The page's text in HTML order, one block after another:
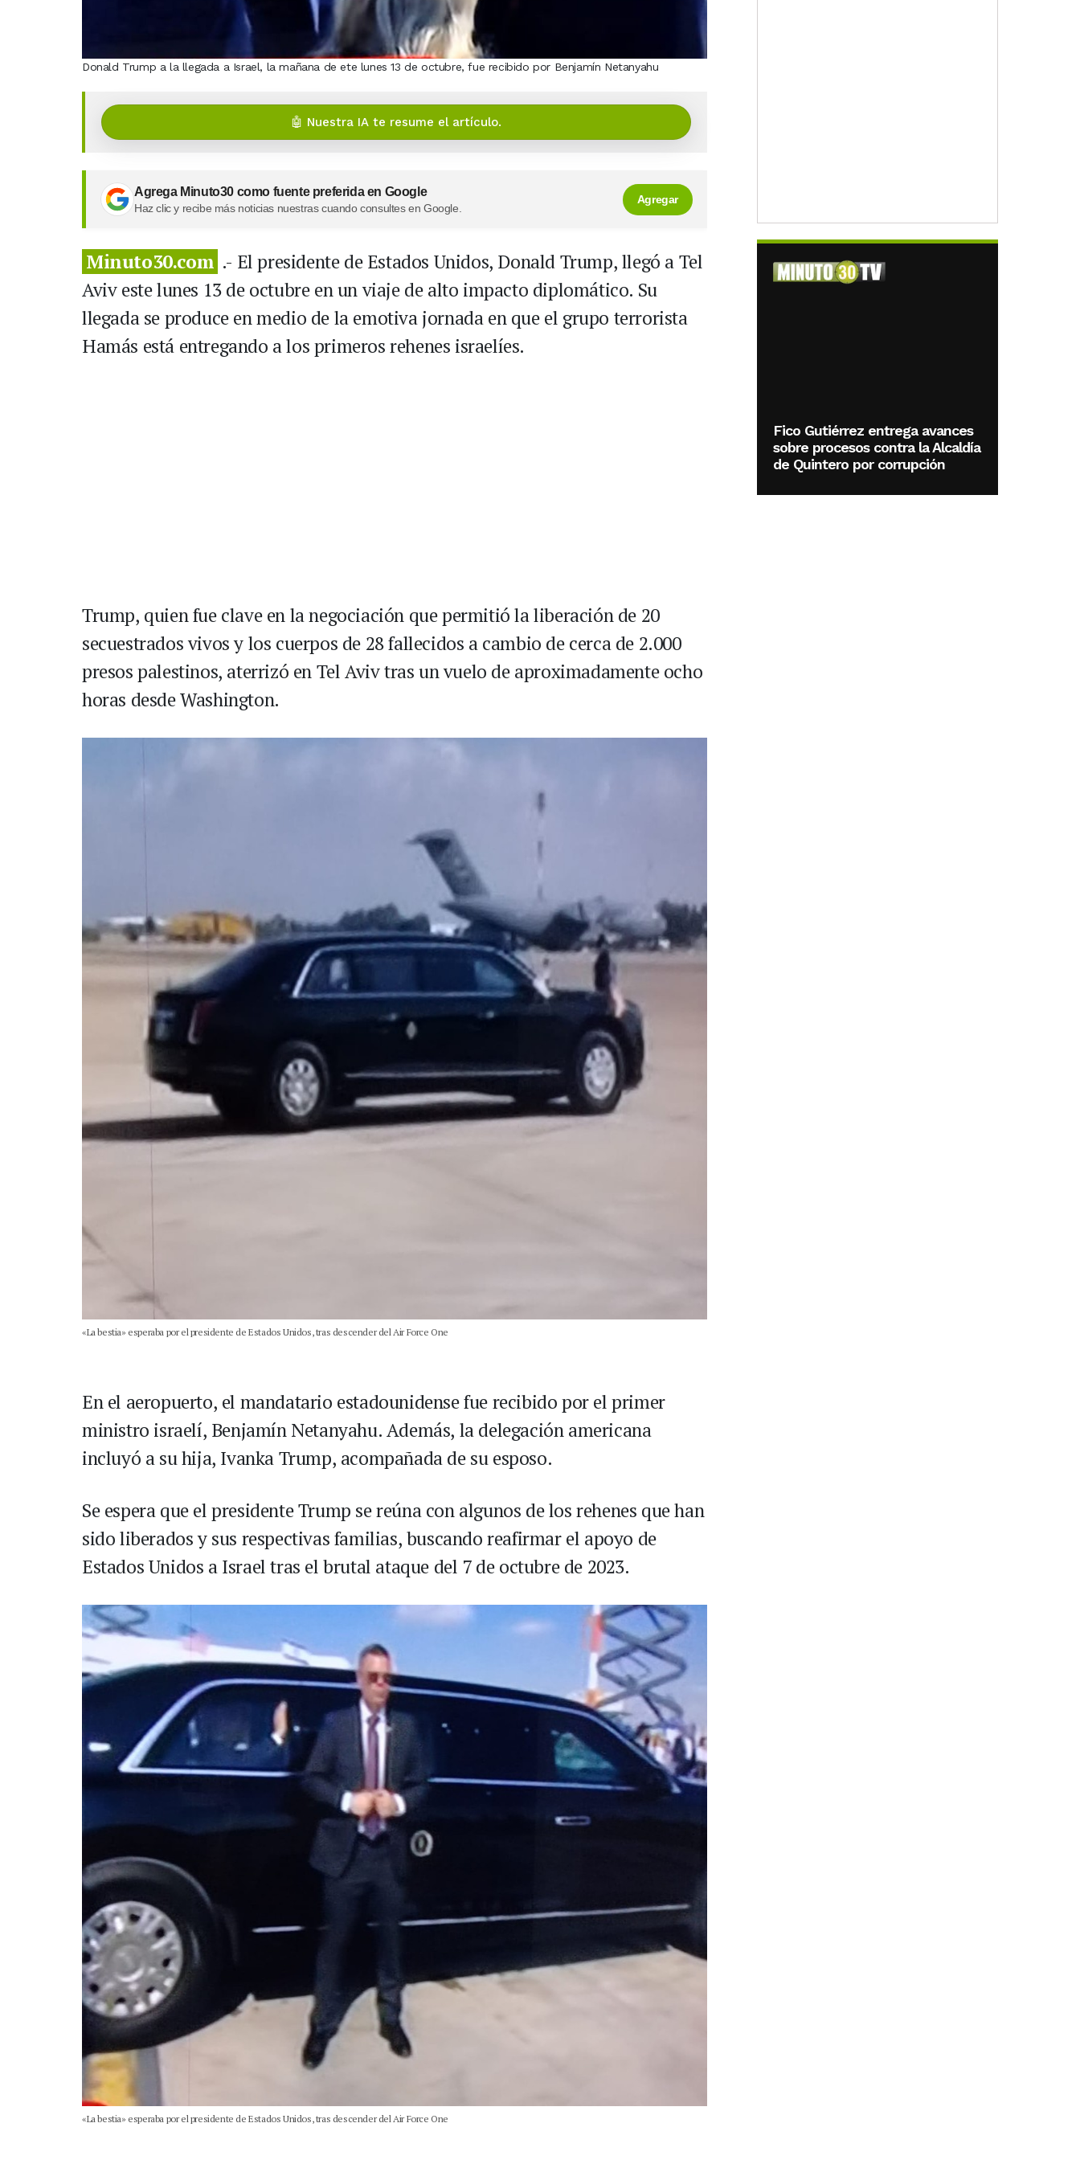
Donald Trump a la llegada a Israel, la mañana de ete lunes 13 de octubre, fue recibido por Benjamín Netanyahu
🤖 Nuestra IA te resume el artículo.
Agrega Minuto30 como fuente preferida en Google
Haz clic y recibe más noticias nuestras cuando consultes en Google.
Agregar
Minuto30.com .- El presidente de Estados Unidos, Donald Trump, llegó a Tel
Aviv este lunes 13 de octubre en un viaje de alto impacto diplomático. Su
llegada se produce en medio de la emotiva jornada en que el grupo terrorista
Hamás está entregando a los primeros rehenes israelíes.
Trump, quien fue clave en la negociación que permitió la liberación de 20
secuestrados vivos y los cuerpos de 28 fallecidos a cambio de cerca de 2.000
presos palestinos, aterrizó en Tel Aviv tras un vuelo de aproximadamente ocho
horas desde Washington.
«La bestia» esperaba por el presidente de Estados Unidos, tras descender del Air Force One
En el aeropuerto, el mandatario estadounidense fue recibido por el primer
ministro israelí, Benjamín Netanyahu. Además, la delegación americana
incluyó a su hija, Ivanka Trump, acompañada de su esposo.
Se espera que el presidente Trump se reúna con algunos de los rehenes que han
sido liberados y sus respectivas familias, buscando reafirmar el apoyo de
Estados Unidos a Israel tras el brutal ataque del 7 de octubre de 2023.
«La bestia» esperaba por el presidente de Estados Unidos, tras descender del Air Force One
Fico Gutiérrez entrega avances
sobre procesos contra la Alcaldía
de Quintero por corrupción